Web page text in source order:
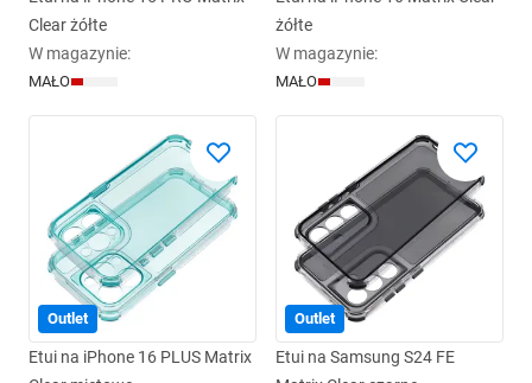
Clear żółte
W magazynie:
MAŁO
żółte
W magazynie:
MAŁO
Outlet
Etui na iPhone 16 PLUS Matrix
Outlet
Etui na Samsung S24 FE